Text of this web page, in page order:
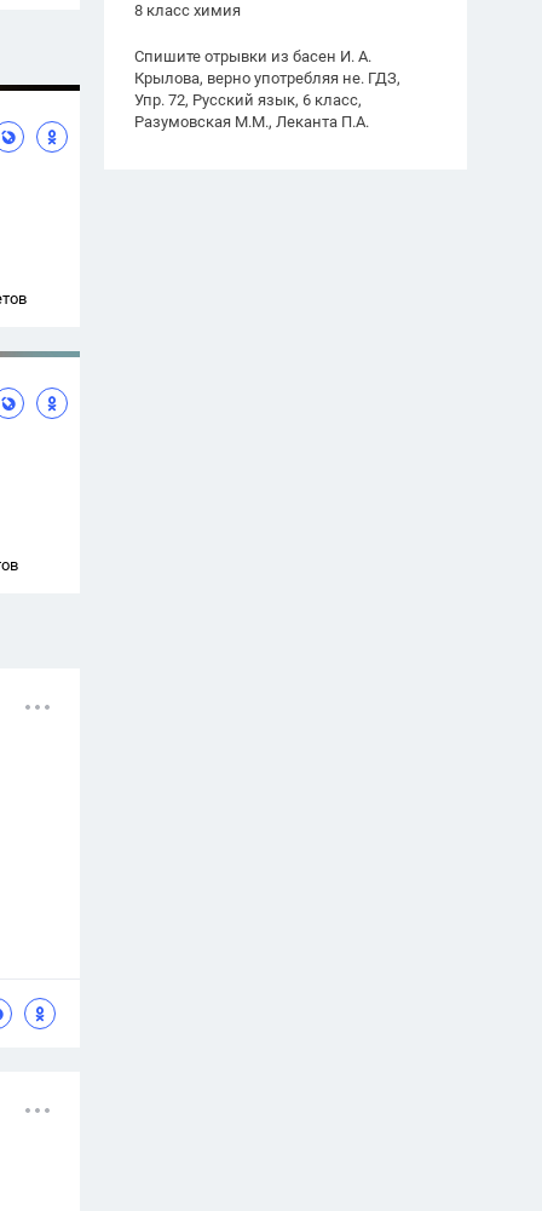
8 класс химия
Спишите отрывки из басен И. А.
Крылова, верно употребляя не. ГДЗ,
Упр. 72, Русский язык, 6 класс,
Разумовская М.М., Леканта П.А.